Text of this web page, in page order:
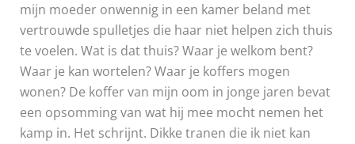
mijn moeder onwennig in een kamer beland met
vertrouwde spulletjes die haar niet helpen zich thuis
te voelen. Wat is dat thuis? Waar je welkom bent?
Waar je kan wortelen? Waar je koffers mogen
wonen? De koffer van mijn oom in jonge jaren bevat
een opsomming van wat hij mee mocht nemen het
kamp in. Het schrijnt. Dikke tranen die ik niet kan